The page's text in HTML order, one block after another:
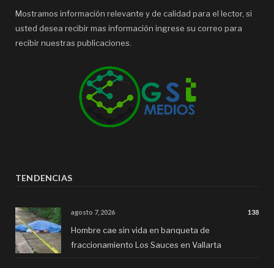
Mostramos información relevante y de calidad para el lector, si
usted desea recibir mas información ingrese su correo para
recibir nuestras publicaciones.
TENDENCIAS
agosto 7, 2026 138
Hombre cae sin vida en banqueta de
fraccionamiento Los Sauces en Vallarta